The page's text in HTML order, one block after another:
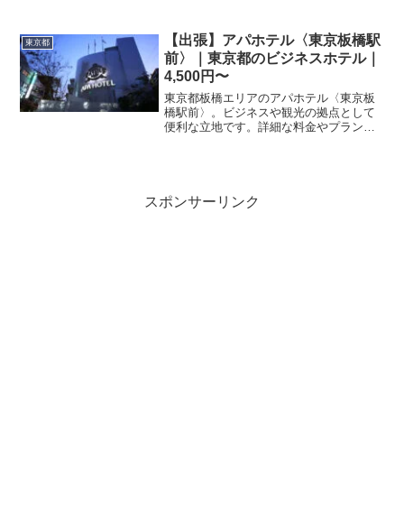
東京都
【出張】アパホテル〈東京板橋駅
前〉｜東京都のビジネスホテル｜
4,500円〜
東京都板橋エリアのアパホテル〈東京板
橋駅前〉。ビジネスや観光の拠点として
便利な立地です。詳細な料金やプラン、
スポンサーリンク